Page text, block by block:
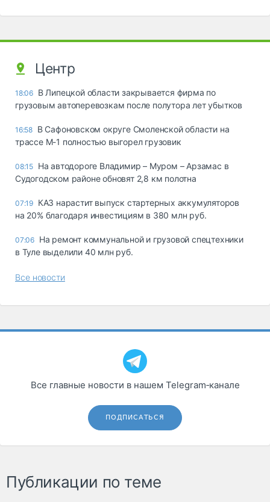
Центр
18:06 В Липецкой области закрывается фирма по
грузовым автоперевозкам после полутора лет убытков
16:58 В Сафоновском округе Смоленской области на
трассе М-1 полностью выгорел грузовик
08:15 На автодороге Владимир – Муром – Арзамас в
Судогодском районе обновят 2,8 км полотна
07:19 КАЗ нарастит выпуск стартерных аккумуляторов
на 20% благодаря инвестициям в 380 млн руб.
07:06 На ремонт коммунальной и грузовой спецтехники
в Туле выделили 40 млн руб.
Все новости
Все главные новости в нашем Telegram‑канале
ПОДПИСАТЬСЯ
Публикации по теме